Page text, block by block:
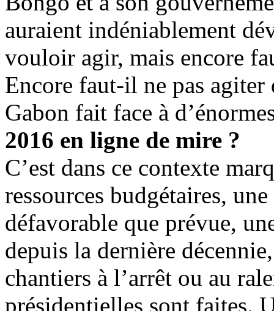
auraient indéniablement
vouloir agir, mais encore
Encore faut-il ne pas agiter
Gabon fait face à
2016 en ligne de mire ?
C’est dans ce contexte
ressources budgétaires,
défavorable que prévue,
depuis la dernière
chantiers à l’arrêt ou au
présidentielles sont faites.